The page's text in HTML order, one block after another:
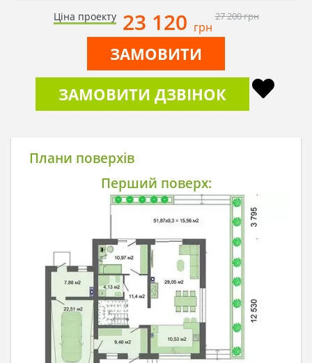
Ціна проекту 23 120 грн
27 200грн
ЗАМОВИТИ
ЗАМОВИТИ ДЗВІНОК
Плани поверхів
Перший поверх: